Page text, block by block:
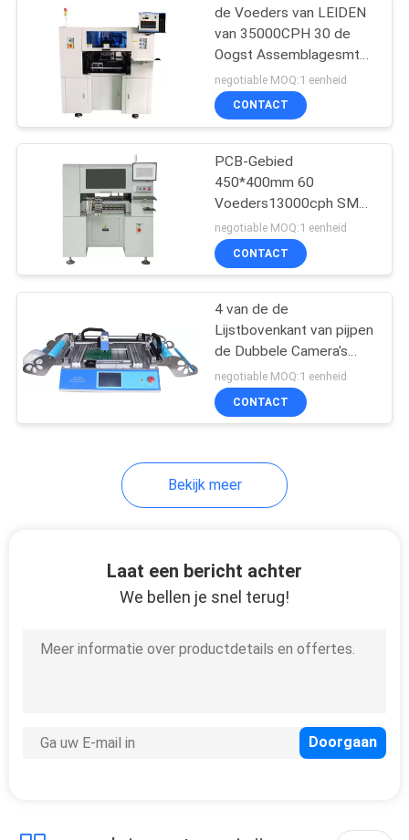
de Voeders van LEIDEN
van 35000CPH 30 de
Oogst Assemblagesmt
en Plaatsmachine
negotiable MOQ:1 eenheid
CONTACT
PCB-Gebied
450*400mm 60
Voeders13000cph SMT
Oogst en Plaatsmachine
negotiable MOQ:1 eenheid
CONTACT
4 van de de
Lijstbovenkant van pijpen
de Dubbele Camera's
Oogst van PCB en
Plaatsmachine
negotiable MOQ:1 eenheid
CONTACT
Bekijk meer
Laat een bericht achter
We bellen je snel terug!